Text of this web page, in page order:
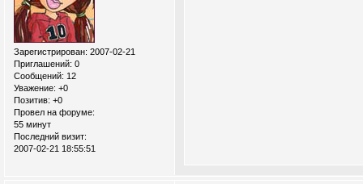
Зарегистрирован: 2007-02-21
Приглашений: 0
Сообщений: 12
Уважение: +0
Позитив: +0
Провел на форуме:
55 минут
Последний визит:
2007-02-21 18:55:51